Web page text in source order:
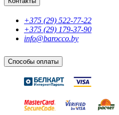
+375 (29) 522-77-22
+375 (29) 179-37-90
info@barocco.by
Способы оплаты